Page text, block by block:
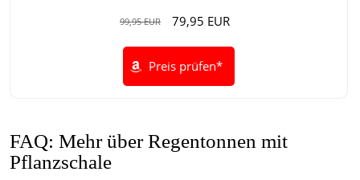
99,95 EUR 79,95 EUR
Preis prüfen*
FAQ: Mehr über Regentonnen mit
Pflanzschale